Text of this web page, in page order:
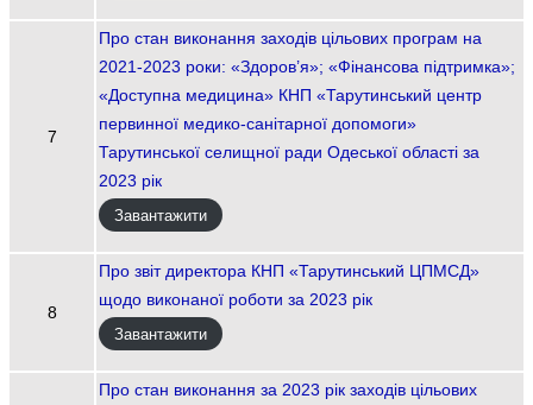
7
Про стан виконання заходів цільових програм на
2021-2023 роки: «Здоров’я»; «Фінансова підтримка»;
«Доступна медицина» КНП «Тарутинський центр
первинної медико-санітарної допомоги»
Тарутинської селищної ради Одеської області за
2023 рік
Завантажити
8
Про звіт директора КНП «Тарутинський ЦПМСД»
щодо виконаної роботи за 2023 рік
Завантажити
Про стан виконання за 2023 рік заходів цільових